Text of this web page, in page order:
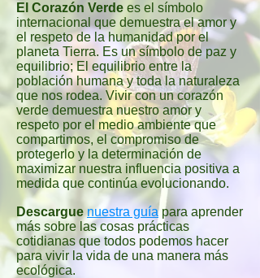
El Corazón Verde es el símbolo
internacional que demuestra el amor y
el respeto de la humanidad por el
planeta Tierra. Es un símbolo de paz y
equilibrio; El equilibrio entre la
población humana y toda la naturaleza
que nos rodea. Vivir con un corazón
verde demuestra nuestro amor y
respeto por el medio ambiente que
compartimos, el compromiso de
protegerlo y la determinación de
maximizar nuestra influencia positiva a
medida que continúa evolucionando.
Descargue nuestra guía para aprender
más sobre las cosas prácticas
cotidianas que todos podemos hacer
para vivir la vida de una manera más
ecológica.